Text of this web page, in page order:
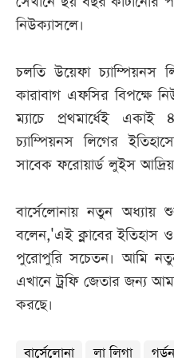
নিউক্যাসলে।
চলতি উয়েফা চ্যাম্পিয়নস
কারাবাগ এফসির বিপক্ষে
ম্যাচে প্রথমার্ধেই
চ্যাম্পিয়নস লিগের
সাবেক ফরোয়ার্ড লুইস
বার্সেলোনায় নতুন অধ্যায়
বলেন,'এই ক্লাবের
পুরোপুরি সচেতন। আমি নতুন
এখানে ট্রফি জেতার জন্য
করছে।
বার্সেলোনা লা লিগা গর্ডন